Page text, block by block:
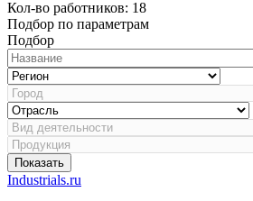
Кол-во работников: 18
Подбор по параметрам
Подбор
Показать
Industrials.ru